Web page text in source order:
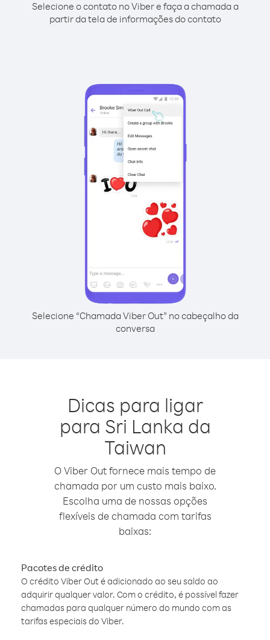
Selecione o contato no Viber e faça a chamada a
partir da tela de informações do contato
Selecione “Chamada Viber Out” no cabeçalho da
conversa
Dicas para ligar
para Sri Lanka da
Taiwan
O Viber Out fornece mais tempo de
chamada por um custo mais baixo.
Escolha uma de nossas opções
flexíveis de chamada com tarifas
baixas:
Pacotes de crédito
O crédito Viber Out é adicionado ao seu saldo ao
adquirir qualquer valor. Com o crédito, é possível fazer
chamadas para qualquer número do mundo com as
tarifas especiais do Viber.